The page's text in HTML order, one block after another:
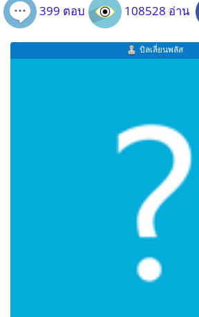
399 ตอบ 108528 อ่าน
บิลเลี่ยนพลัส